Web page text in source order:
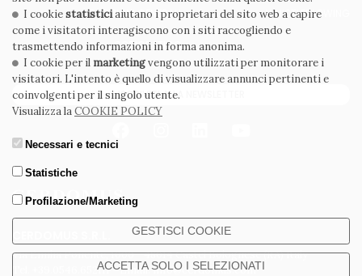
Via Emilia Ponente, 1000 - 48014 Castel Bolognese (RA) Italy
Tel. +39.0546.652111 - Email: info@cerdomus.com
CONDIZIONI GENERALI WHISTLEBLOWING
CODICE ETICO
ISCRIVITI ALLA NEWSLETTER
I cookiestatisticiaiutano i proprietari del sito web a capire
come i visitatori interagiscono con i siti raccogliendo e
trasmettendo informazioni in forma anonima.
I cookie per il marketingvengono utilizzati per monitorare i
visitatori. L'intento è quello di visualizzare annunci pertinenti e
coinvolgenti per il singolo utente.
Visualizza laCOOKIE POLICY
Necessari e tecnici
Statistiche
Profilazione/Marketing
GESTISCI COOKIE
ACCETTA SOLO I SELEZIONATI